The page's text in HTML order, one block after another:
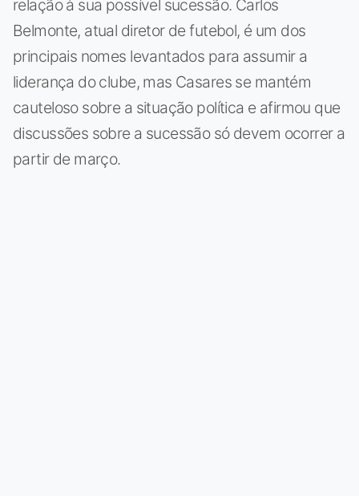
relação à sua possível sucessão. Carlos
Belmonte, atual diretor de futebol, é um dos
principais nomes levantados para assumir a
liderança do clube, mas Casares se mantém
cauteloso sobre a situação política e afirmou que
discussões sobre a sucessão só devem ocorrer a
partir de março.